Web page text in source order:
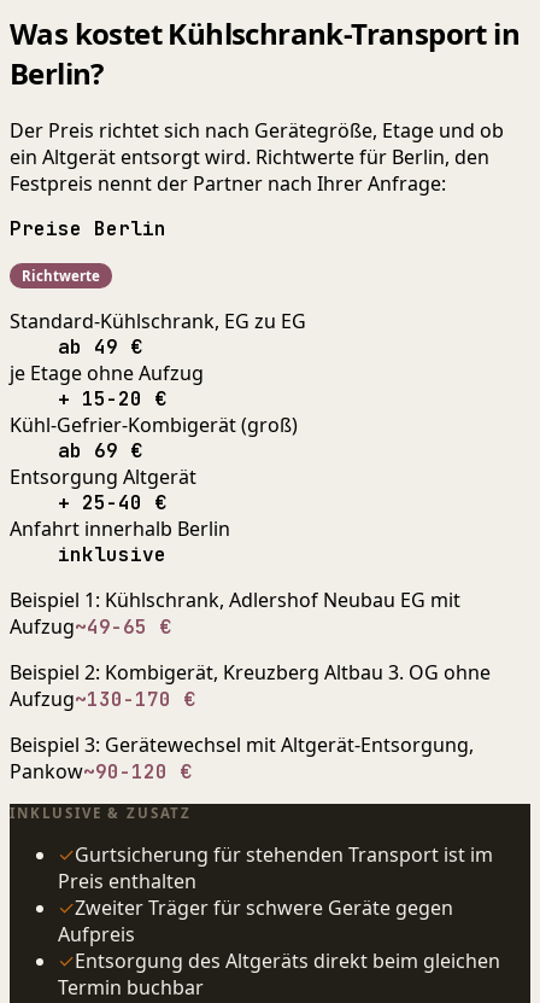
Was kostet Kühlschrank-Transport in
Berlin?
Der Preis richtet sich nach Gerätegröße, Etage und ob
ein Altgerät entsorgt wird. Richtwerte für Berlin, den
Festpreis nennt der Partner nach Ihrer Anfrage:
Preise Berlin
Richtwerte
Standard-Kühlschrank, EG zu EG
ab 49 €
je Etage ohne Aufzug
+ 15-20 €
Kühl-Gefrier-Kombigerät (groß)
ab 69 €
Entsorgung Altgerät
+ 25-40 €
Anfahrt innerhalb Berlin
inklusive
Beispiel 1: Kühlschrank, Adlershof Neubau EG mit
Aufzug~49-65 €
Beispiel 2: Kombigerät, Kreuzberg Altbau 3. OG ohne
Aufzug~130-170 €
Beispiel 3: Gerätewechsel mit Altgerät-Entsorgung,
Pankow~90-120 €
INKLUSIVE & ZUSATZ
✓Gurtsicherung für stehenden Transport ist im
Preis enthalten
✓Zweiter Träger für schwere Geräte gegen
Aufpreis
✓Entsorgung des Altgeräts direkt beim gleichen
Termin buchbar